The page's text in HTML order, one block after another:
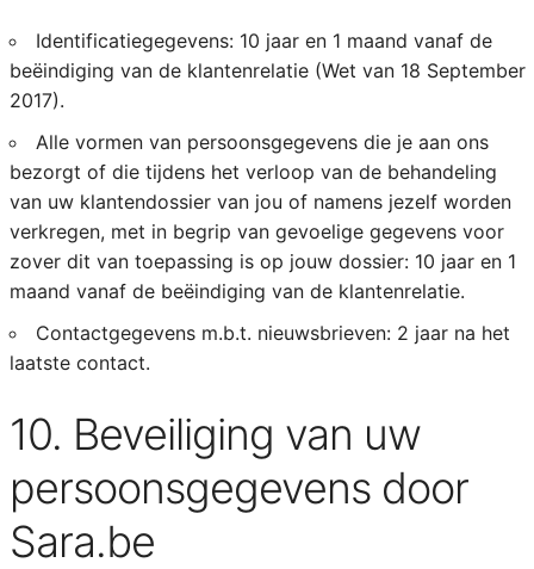
Identificatiegegevens: 10 jaar en 1 maand vanaf de
beëindiging van de klantenrelatie (Wet van 18 September
2017).
Alle vormen van persoonsgegevens die je aan ons
bezorgt of die tijdens het verloop van de behandeling
van uw klantendossier van jou of namens jezelf worden
verkregen, met in begrip van gevoelige gegevens voor
zover dit van toepassing is op jouw dossier: 10 jaar en 1
maand vanaf de beëindiging van de klantenrelatie.
Contactgegevens m.b.t. nieuwsbrieven: 2 jaar na het
laatste contact.
10. Beveiliging van uw
persoonsgegevens door
Sara.be